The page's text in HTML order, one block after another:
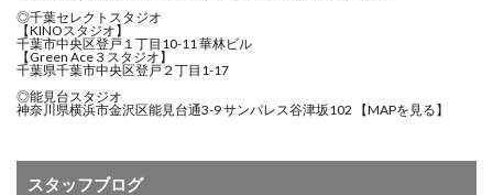
◎千葉セレクトスタジオ
【KINOスタジオ】
千葉市中央区登戸１丁目10-11 華林ビル
【Green Ace３スタジオ】
千葉県千葉市中央区登戸２丁目1-17
◎能見台スタジオ
神奈川県横浜市金沢区能見台通3-9 サンパレス谷津坂102
【MAPを見る】
スタッフブログ